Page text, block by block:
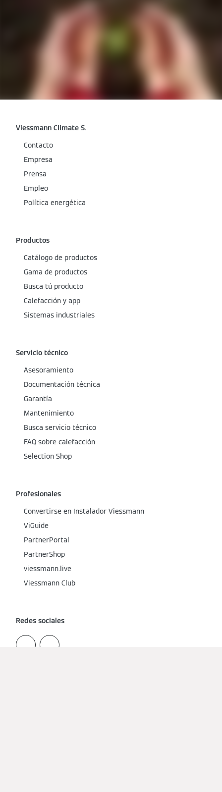
Viessmann Climate S.
Contacto
Empresa
Prensa
Empleo
Política energética
Productos
Catálogo de productos
Gama de productos
Busca tú producto
Calefacción y app
Sistemas industriales
Servicio técnico
Asesoramiento
Documentación técnica
Garantía
Mantenimiento
Busca servicio técnico
FAQ sobre calefacción
Selection Shop
Profesionales
Convertirse en Instalador Viessmann
ViGuide
PartnerPortal
PartnerShop
viessmann.live
Viessmann Club
Redes sociales